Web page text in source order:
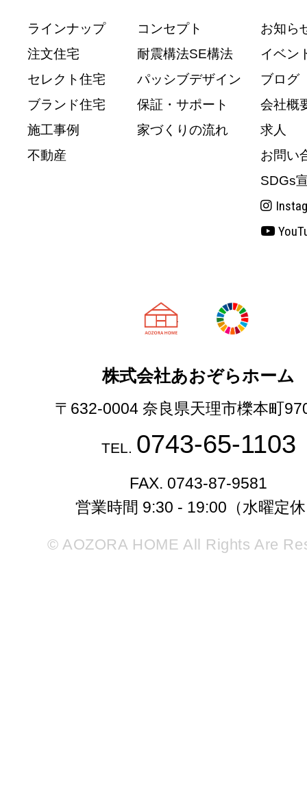
ラインナップ
注文住宅
セレクト住宅
ブランド住宅
施工事例
不動産
コンセプト
耐震構法SE構法
パッシブデザイン
保証・サポート
家づくりの流れ
お知ら
イベン
ブログ
会社概
求人
お問い
SDGs
天理市の注文
株式会社あおぞらホーム
〒632-0004 奈良県天理市櫟本町
TEL. 0743-65-1103
FAX. 0743-87-9581
営業時間 9:30 - 19:00（水曜定
© AOZORA HOME All Rights Are